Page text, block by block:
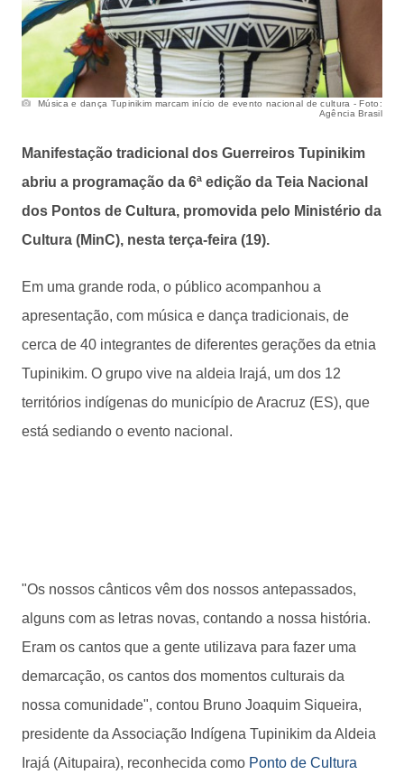
Música e dança Tupinikim marcam início de evento nacional de cultura - Foto:
Agência Brasil
Manifestação tradicional dos Guerreiros Tupinikim
abriu a programação da 6ª edição da Teia Nacional
dos Pontos de Cultura, promovida pelo Ministério da
Cultura (MinC), nesta terça-feira (19).
Em uma grande roda, o público acompanhou a
apresentação, com música e dança tradicionais, de
cerca de 40 integrantes de diferentes gerações da etnia
Tupinikim. O grupo vive na aldeia Irajá, um dos 12
territórios indígenas do município de Aracruz (ES), que
está sediando o evento nacional.
"Os nossos cânticos vêm dos nossos antepassados,
alguns com as letras novas, contando a nossa história.
Eram os cantos que a gente utilizava para fazer uma
demarcação, os cantos dos momentos culturais da
nossa comunidade", contou Bruno Joaquim Siqueira,
presidente da Associação Indígena Tupinikim da Aldeia
Irajá (Aitupaira), reconhecida como Ponto de Cultura